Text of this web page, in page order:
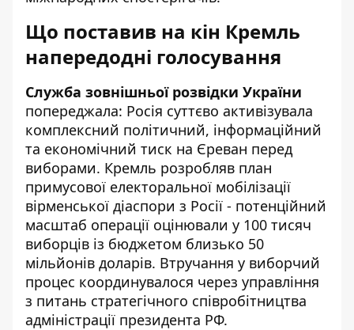
Що поставив на кін Кремль
напередодні голосування
Служба зовнішньої розвідки України
попереджала: Росія суттєво активізувала
комплексний політичний, інформаційний
та економічний тиск на Єреван перед
виборами. Кремль розробляв план
примусової електоральної мобілізації
вірменської діаспори з Росії - потенційний
масштаб операції оцінювали у 100 тисяч
виборців із бюджетом близько 50
мільйонів доларів. Втручання у виборчий
процес координувалося через управління
з питань стратегічного співробітництва
адміністрації президента РФ.